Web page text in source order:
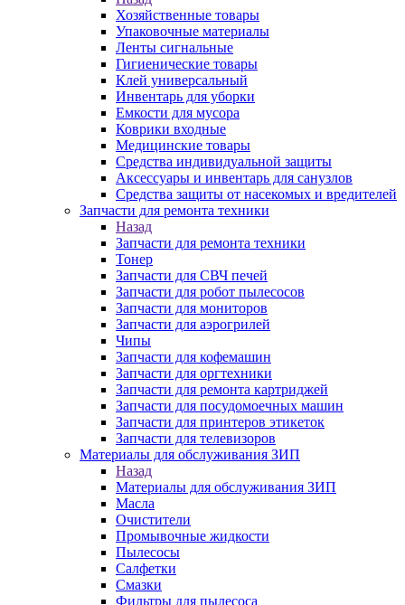
Хозяйственные товары
Упаковочные материалы
Ленты сигнальные
Гигиенические товары
Клей универсальный
Инвентарь для уборки
Емкости для мусора
Коврики входные
Медицинские товары
Средства индивидуальной защиты
Аксессуары и инвентарь для санузлов
Средства защиты от насекомых и вредителей
Запчасти для ремонта техники
Назад
Запчасти для ремонта техники
Тонер
Запчасти для СВЧ печей
Запчасти для робот пылесосов
Запчасти для мониторов
Запчасти для аэрогрилей
Чипы
Запчасти для кофемашин
Запчасти для оргтехники
Запчасти для ремонта картриджей
Запчасти для посудомоечных машин
Запчасти для принтеров этикеток
Запчасти для телевизоров
Материалы для обслуживания ЗИП
Назад
Материалы для обслуживания ЗИП
Масла
Очистители
Промывочные жидкости
Пылесосы
Салфетки
Смазки
Фильтры для пылесоса